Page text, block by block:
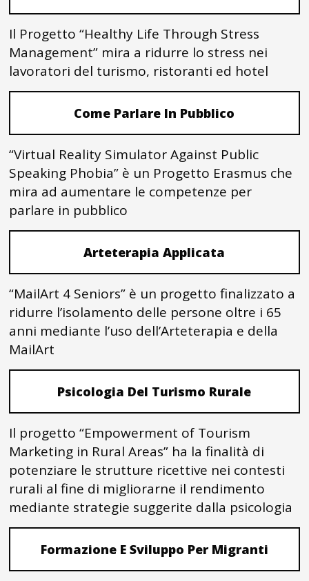
Il Progetto “Healthy Life Through Stress
Management” mira a ridurre lo stress nei
lavoratori del turismo, ristoranti ed hotel
Come Parlare In Pubblico
“Virtual Reality Simulator Against Public
Speaking Phobia” è un Progetto Erasmus che
mira ad aumentare le competenze per
parlare in pubblico
Arteterapia Applicata
“MailArt 4 Seniors” è un progetto finalizzato a
ridurre l’isolamento delle persone oltre i 65
anni mediante l’uso dell’Arteterapia e della
MailArt
Psicologia Del Turismo Rurale
Il progetto “Empowerment of Tourism
Marketing in Rural Areas” ha la finalità di
potenziare le strutture ricettive nei contesti
rurali al fine di migliorarne il rendimento
mediante strategie suggerite dalla psicologia
Formazione E Sviluppo Per Migranti